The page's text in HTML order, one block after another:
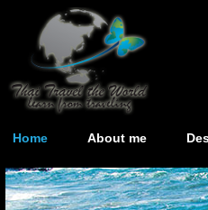
Home About me